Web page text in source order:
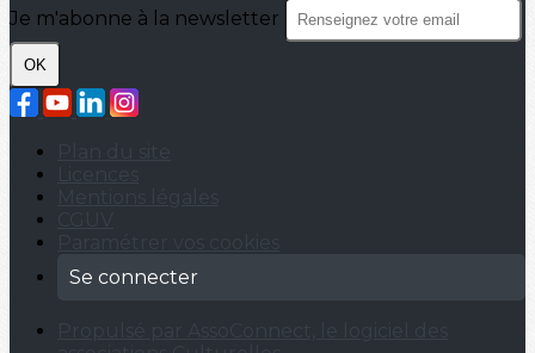
Je m'abonne à la newsletter
OK
Se connecter